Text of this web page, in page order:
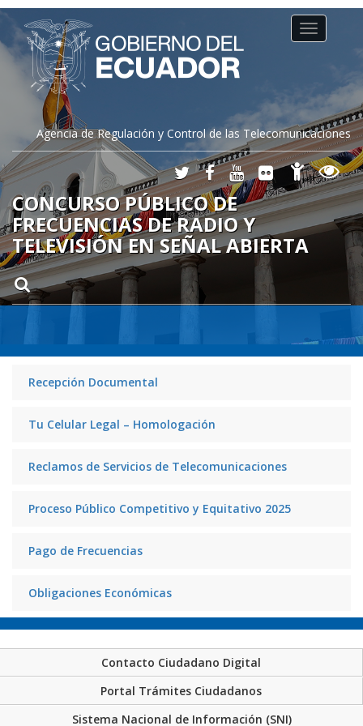
Agencia de Regulación y Control de las Telecomunicaciones
Toggle
navigation
CONCURSO PÚBLICO DE
FRECUENCIAS DE RADIO Y
TELEVISIÓN EN SEÑAL ABIERTA
Recepción Documental
Tu Celular Legal – Homologación
Reclamos de Servicios de Telecomunicaciones
Proceso Público Competitivo y Equitativo 2025
Pago de Frecuencias
Obligaciones Económicas
Contacto Ciudadano Digital
Portal Trámites Ciudadanos
Sistema Nacional de Información (SNI)